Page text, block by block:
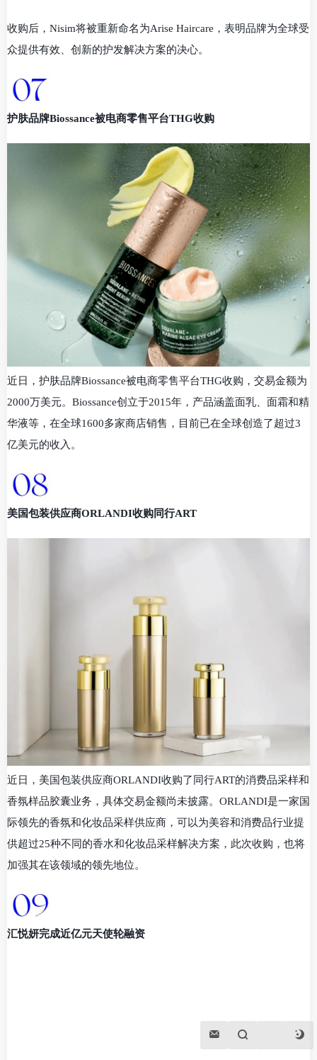
收购后，Nisim将被重新命名为Arise Haircare，表明品牌为全球受
众提供有效、创新的护发解决方案的决心。
护肤品牌Biossance被电商零售平台THG收购
近日，护肤品牌Biossance被电商零售平台THG收购，交易金额为
2000万美元。Biossance创立于2015年，产品涵盖面乳、面霜和精
华液等，在全球1600多家商店销售，目前已在全球创造了超过3
亿美元的收入。
美国包装供应商ORLANDI收购同行ART
近日，美国包装供应商ORLANDI收购了同行ART的消费品采样和
香氛样品胶囊业务，具体交易金额尚未披露。ORLANDI是一家国
际领先的香氛和化妆品采样供应商，可以为美容和消费品行业提
供超过25种不同的香水和化妆品采样解决方案，此次收购，也将
加强其在该领域的领先地位。
汇悦妍完成近亿元天使轮融资